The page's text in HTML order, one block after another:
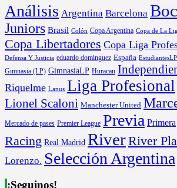
Análisis Argentina Barcelona
Juniors Brasil Colón Copa Argentina Copa de La
Copa Libertadores Copa Liga
Defensa Y Justicia eduardo dominguez España EstudiantesLP
Gimnasia (LP) GimnasiaLP Huracan
Riquelme Lanus Liga Profesional
Lionel Scaloni Manchester United
Mercado de pases Premier League Previa Primera
Racing Real Madrid RiverRiver
Lorenzo. Selección Argentina
¡Seguinos!